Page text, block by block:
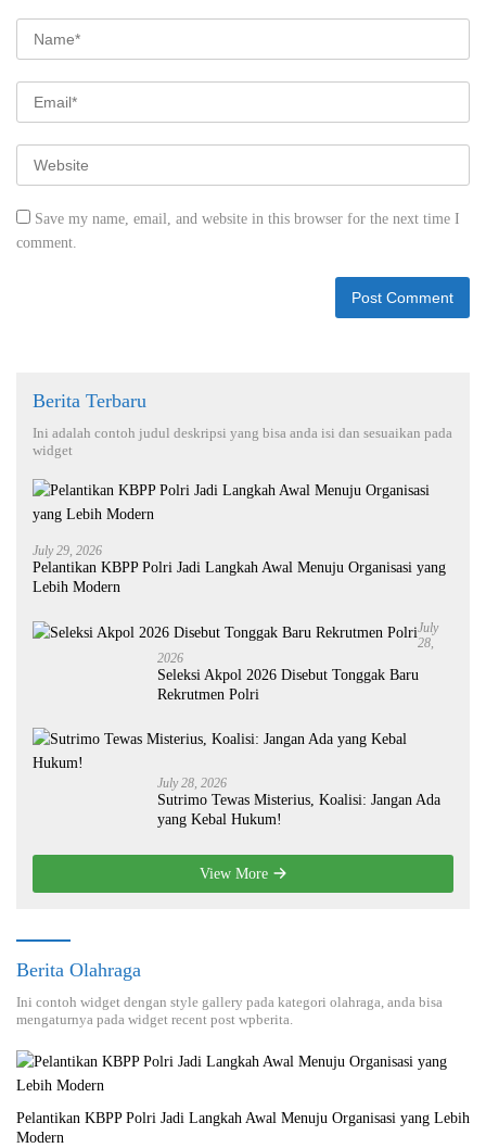
Save my name, email, and website in this browser for the next time I
comment.
Berita Terbaru
Ini adalah contoh judul deskripsi yang bisa anda isi dan sesuaikan pada
widget
July 29, 2026
Pelantikan KBPP Polri Jadi Langkah Awal Menuju Organisasi yang
Lebih Modern
July
28,
2026
Seleksi Akpol 2026 Disebut Tonggak Baru
Rekrutmen Polri
July 28, 2026
Sutrimo Tewas Misterius, Koalisi: Jangan Ada
yang Kebal Hukum!
View More
Berita Olahraga
Ini contoh widget dengan style gallery pada kategori olahraga, anda bisa
mengaturnya pada widget recent post wpberita.
Pelantikan KBPP Polri Jadi Langkah Awal Menuju Organisasi yang Lebih
Modern